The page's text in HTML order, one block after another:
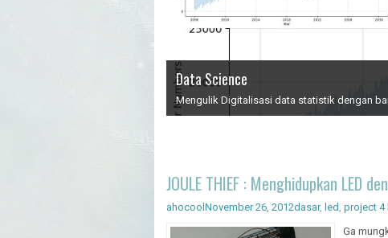
IC Timer 555 yang Multifungsi
Data Science
Mengulik Digitalisasi data statistik dengan
JAM DIGITAL 6 DIGIT TANPA MICRO FULL
Node Red - Kontrol Industri 4.0
JOULE THIEF : Menghidupkan LED
ahocoolNovember 26, 2012dasar, led project 4
Ga